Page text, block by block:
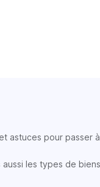
astuces pour passer à
les types de